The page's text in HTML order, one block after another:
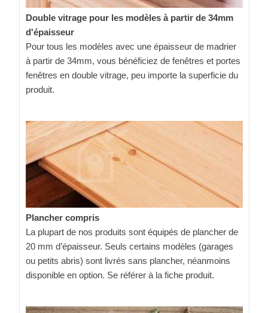
Double vitrage pour les modèles à partir de 34mm
d'épaisseur
Pour tous les modèles avec une épaisseur de madrier
à partir de 34mm, vous bénéficiez de fenêtres et portes
fenêtres en double vitrage, peu importe la superficie du
produit.
Plancher compris
La plupart de nos produits sont équipés de plancher de
20 mm d’épaisseur. Seuls certains modèles (garages
ou petits abris) sont livrés sans plancher, néanmoins
disponible en option. Se référer à la fiche produit.